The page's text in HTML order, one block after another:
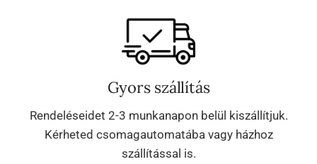
Gyors szállítás
Rendeléseidet 2-3 munkanapon belül kiszállítjuk.
Kérheted csomagautomatába vagy házhoz
szállítással is.